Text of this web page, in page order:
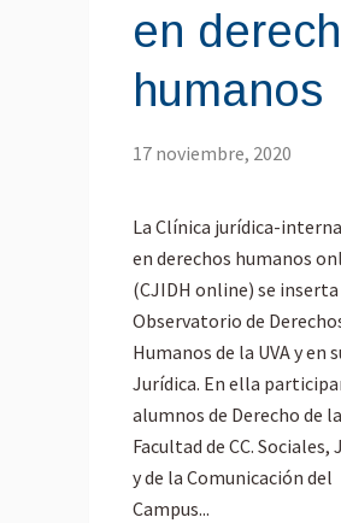
en
humanos
17 noviembre, 2020
La Clínica jurídica-
en derechos humanos
(CJIDH online) se
Observatorio de
Humanos de la UVA y en
Jurídica. En ella
alumnos de Derecho de la
Facultad de CC. Sociales,
y de la Comunicación del
Campus...